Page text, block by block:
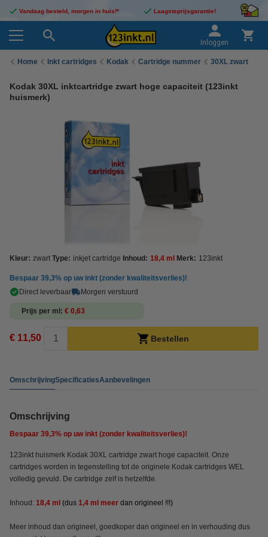
Vandaag besteld, morgen in huis!* Laagsteprijsgarantie!
Inloggen
Home Inkt cartridges Kodak Cartridge nummer 30XL zwart
Kodak 30XL inktcartridge zwart hoge capaciteit (123inkt
huismerk)
Kleur: zwart Type: inkjet cartridge Inhoud: 18,4 ml Merk: 123inkt
Bespaar 39,3% op uw inkt (zonder kwaliteitsverlies)!
Direct leverbaar
Morgen verstuurd
Prijs per ml € 0,63
€ 11,50 Bestellen
OmschrijvingSpecificatiesAanbevelingen
Omschrijving
Bespaar 39,3% op uw inkt (zonder kwaliteitsverlies)!
123inkt huismerk Kodak 30XL cartridge zwart hoge capaciteit. Onze
cartridges worden in tegenstelling tot de originele Kodak cartridges WEL
volledig gevuld. De cartridge zelf is hetzelfde.
Inhoud: 18,4 ml (dus 1,4 ml meer dan origineel !!!)
Meer inhoud dan origineel, goedkoper dan origineel en in verhouding dus